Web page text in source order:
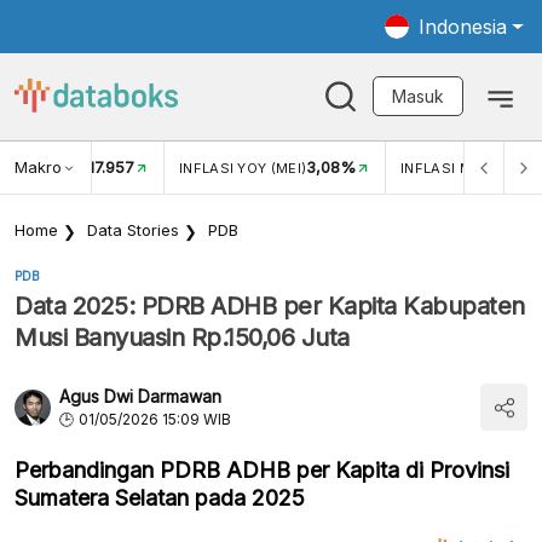
Indonesia
Masuk
Makro
USD/IDR 17.957 INFLASI YOY (MEI)3,08% INFLASI MOM (MEI)
Home Data Stories PDB
PDB
Data 2025: PDRB ADHB per Kapita Kabupaten
Musi Banyuasin Rp.150,06 Juta
Agus Dwi Darmawan
01/05/2026 15:09 WIB
Perbandingan PDRB ADHB per Kapita di Provinsi
Sumatera Selatan pada 2025